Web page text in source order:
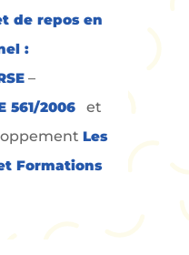
de repos en
:
–
561/2006 et
Les
Formations